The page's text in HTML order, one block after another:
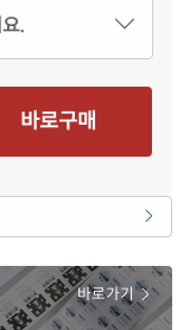
재질 설명
재질 설명
재질 설명
재질 설명
.
바로구매
바로가기